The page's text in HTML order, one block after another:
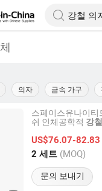
의자 금속 가구
스페이스유나이티
쉬 인체공학적 강철
US$76.07-82.83
2 세트 (MOQ)
문의 보내기
Co.,Ltd.
이후